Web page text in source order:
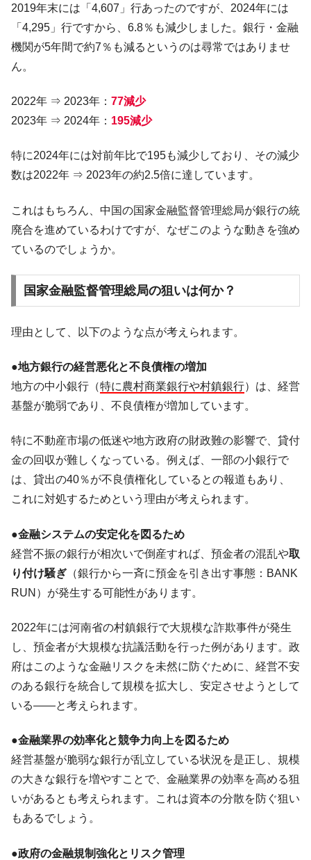
い「50.5％」に上昇
韓国大統領府ボンクラ政策室長が告発され
た ⇒ 国家が行った恐るべき株価操作であり、空前の国政壟
断
動」
中国だけが鉄鋼輸出を異常増加させる ⇒ 中
『Money1』
韓国製造業「半導体絶好調」のウラで他業
種は全般的「不調」⇒ PSIが示す現況は決して良くない。
『Money1』
【米韓激突案件】韓国消費者院が『クーパ
ン』1人当たり賠償10万ウォンを認定 ⇒ 総額3兆7,000億
『Money1』 韓国で猛暑。南東部では干ばつ
「KDDX」1番艦、2032年竣工と公示
『Money1』
【対日本円】ウォン安が急進！ 日米の協調
は韓国で『BYD』車は売れている。6カ月で対前年同期比
1.9倍！
『Money1』
在韓米国大使スティールが着韓！⇒ さっそ
く空港に詰めかけ「出て行け！」「極右勢力」のプラカー
『Money1』
韓国政府「2035年までに18.4GW規模のAIデ
ータセンター整備」⇒ だから無理だってば。
『Money1』
JPモルガン「韓国レバレッジETFの清算は
ほぼ終わった」
『Money1』
韓国『国民年金公団』株価暴落で200兆蒸
『Money1』
韓国政府「ニセＫ-ブランドを通報しようキ
ャンペーン」⇒ あの名物教授も登場！
ぎ」では。
『Money1』
韓国鉄鋼最大手『POSCO』ズブズブ沈む。
営業利益80.2％も減少
『Money1』
米国下院「韓国の公務員個人をターゲット
にぶん殴る法案」提出！⇒ クーパン問題は合衆国企業に対
する差別。許してはおかぬ
『Money1』
韓国ボンクラ政策室長･金容範、株価暴落に
他人事のような発言。
『Money1』
韓国半導体『SKハイニックス』2026年2Qの
業績「史上最高益」当期純利益は前年同期比13.4倍に。
Fact1
日本の誇る海洋資源調査船『白嶺』は先進技術の
Fact1
夏の甲子園、優勝校を最も多く輩出している都道
2019年末には「4,607」行あったのですが、2024年には
「4,295」行ですから、6.8％も減少しました。銀行・金融
機関が5年間で約7％も減るというのは尋常ではありませ
ん。
2022年 ⇒ 2023年： 77減少
2023年 ⇒ 2024年： 195減少
特に2024年には対前年比で195も減少しており、その減少
数は2022年 ⇒ 2023年の約2.5倍に達しています。
これはもちろん、中国の国家金融監督管理総局が銀行の統
廃合を進めているわけですが、なぜこのような動きを強め
ているのでしょうか。
国家金融監督管理総局の狙いは何か？
理由として、以下のような点が考えられます。
●地方銀行の経営悪化と不良債権の増加
地方の中小銀行（特に農村商業銀行や村鎮銀行）は、経営
基盤が脆弱であり、不良債権が増加しています。
特に不動産市場の低迷や地方政府の財政難の影響で、貸付
金の回収が難しくなっている。例えば、一部の小銀行で
は、貸出の40％が不良債権化しているとの報道もあり、
これに対処するためという理由が考えられます。
●金融システムの安定化を図るため
経営不振の銀行が相次いで倒産すれば、預金者の混乱や取
り付け騒ぎ （銀行から一斉に預金を引き出す事態：BANK
RUN）が発生する可能性があります。
2022年には河南省の村鎮銀行で大規模な詐欺事件が発生
し、預金者が大規模な抗議活動を行った例があります。政
府はこのような金融リスクを未然に防ぐために、経営不安
のある銀行を統合して規模を拡大し、安定させようとして
いる――と考えられます。
●金融業界の効率化と競争力向上を図るため
経営基盤が脆弱な銀行が乱立している状況を是正し、規模
の大きな銀行を増やすことで、金融業界の効率を高める狙
いがあるとも考えられます。これは資本の分散を防ぐ狙い
もあるでしょう。
●政府の金融規制強化とリスク管理